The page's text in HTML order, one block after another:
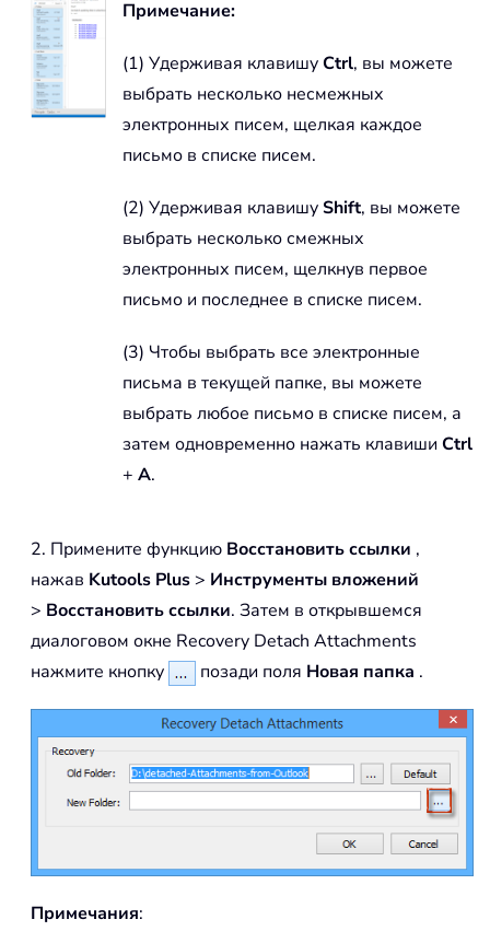
Примечание:
(1) Удерживая клавишуCtrl, вы можете
выбрать несколько несмежных
электронных писем, щелкая каждое
письмо в списке писем.
(2) Удерживая клавишуShift, вы можете
выбрать несколько смежных
электронных писем, щелкнув первое
письмо и последнее в списке писем.
(3) Чтобы выбрать все электронные
письма в текущей папке, вы можете
выбрать любое письмо в списке писем, а
затем одновременно нажать клавиши Ctrl
+ A.
2. Примените функцию Восстановить ссылки ,
нажав Kutools Plus > Инструменты вложений
> Восстановить ссылки. Затем в открывшемся
диалоговом окне Recovery Detach Attachments
нажмите кнопку
позади поля Новая папка .
Примечания: